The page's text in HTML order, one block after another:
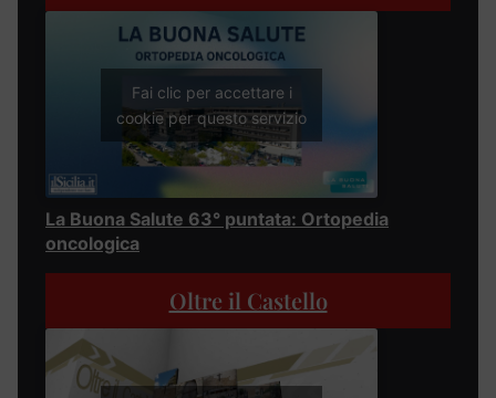
Fai clic per accettare i
cookie per questo servizio
La Buona Salute 63° puntata: Ortopedia
oncologica
Oltre il Castello